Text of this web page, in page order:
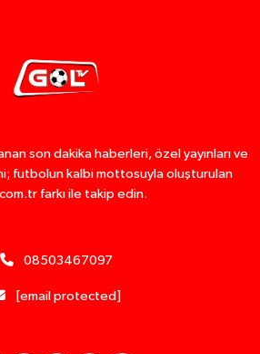
son dakika haberleri, özel yayınları ve
futbolun kalbi mottosuyla oluşturulan
farkı ile takip edin.
08503467097
[email protected]